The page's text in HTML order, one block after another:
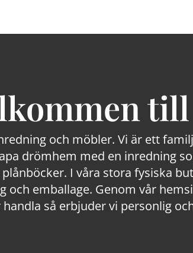
och möbler. Vi är ett
drömhem med en inredning
I våra stora fysiska
och emballage. Genom vår
så erbjuder vi personlig